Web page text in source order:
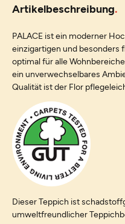
Artikelbeschreibung
PALACE ist ein moderner
einzigartigen und besonders
optimal für alle
ein unverwechselbares
Qualität ist der Flor
Dieser Teppich ist
umweltfreundlicher